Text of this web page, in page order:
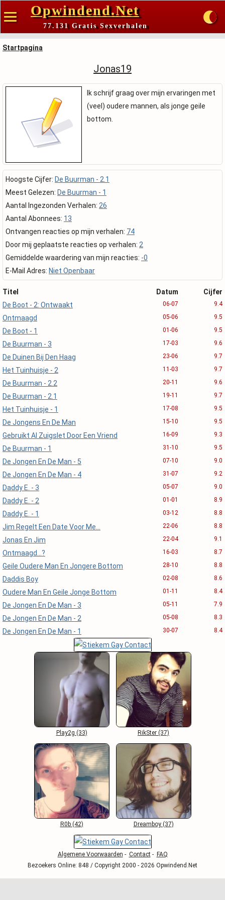
Opwindend.Net
77.131 Gratis Sexverhalen
Startpagina
Jonas19
Ik schrijf graag over mijn ervaringen met
(veel) oudere mannen, als jonge geile
bottom.
Hoogste Cijfer: De Buurman - 2.1
Meest Gelezen: De Buurman - 1
Aantal Ingezonden Verhalen: 26
Aantal Abonnees: 13
Ontvangen reacties op mijn verhalen: 74
Door mij geplaatste reacties op verhalen: 2
Gemiddelde waardering van mijn reacties: -0
E-Mail Adres: Niet Openbaar
Titel Datum
Cijfer
De Boot - 2: Ontwaakt
06-07 9.4
Ontmaagd 05-06 9.5
De Boot - 1 01-06 9.5
De Buurman - 3 17-03 9.6
De Duinen Bij Den Haag 23-06 9.7
Het Tuinhuisje - 2 11-03 9.7
De Buurman - 2.2 20-11 9.6
De Buurman - 2.1 19-11 9.7
Het Tuinhuisje - 1 17-08 9.5
De Jongens En De Man 15-10 9.5
Gebruikt Al Zuigslet Door Een Vriend 16-09 9.3
De Buurman - 1 31-10 9.5
De Jongen En De Man - 5 07-10 9.0
De Jongen En De Man - 4 31-07 9.2
Daddy E. - 3 05-07 9.0
Daddy E. - 2 01-01 8.9
Daddy E. - 1 03-12 8.8
Jim Regelt Een Date Voor Me... 22-06 8.8
Jonas En Jim 22-04 9.1
Ontmaagd...? 16-03 8.7
Geile Oudere Man En Jongere Bottom 28-10 8.8
Daddis Boy 02-08 8.6
Oudere Man En Geile Jonge Bottom 01-11 8.4
De Jongen En De Man - 3 05-11 7.9
De Jongen En De Man - 2 05-08 8.3
De Jongen En De Man - 1 30-07 8.4
Play2g (33) RikSter (37)
R0b (42) Dreamboy (37)
Algemene Voorwaarden - Contact- FAQ
Bezoekers Online: 848 / Copyright 2000 - 2026 Opwindend.Net